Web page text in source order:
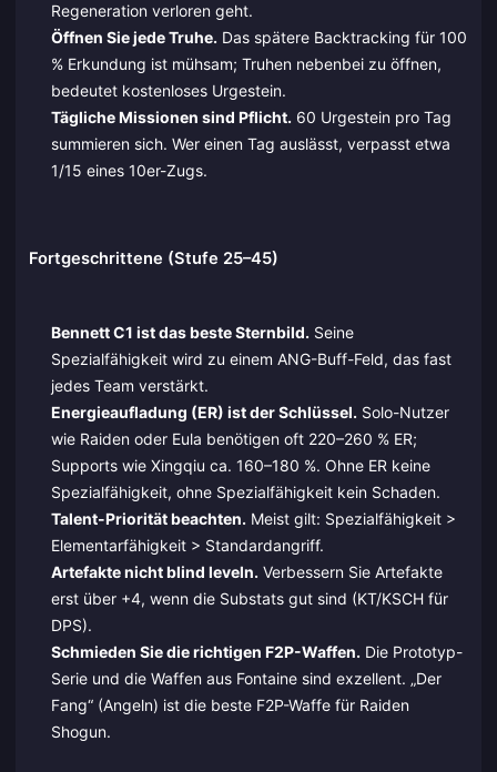
Regeneration verloren geht.
Öffnen Sie jede Truhe. Das spätere Backtracking für 100
% Erkundung ist mühsam; Truhen nebenbei zu öffnen,
bedeutet kostenloses Urgestein.
Tägliche Missionen sind Pflicht. 60 Urgestein pro Tag
summieren sich. Wer einen Tag auslässt, verpasst etwa
1/15 eines 10er-Zugs.
Fortgeschrittene (Stufe 25–45)
Bennett C1 ist das beste Sternbild. Seine
Spezialfähigkeit wird zu einem ANG-Buff-Feld, das fast
jedes Team verstärkt.
Energieaufladung (ER) ist der Schlüssel. Solo-Nutzer
wie Raiden oder Eula benötigen oft 220–260 % ER;
Supports wie Xingqiu ca. 160–180 %. Ohne ER keine
Spezialfähigkeit, ohne Spezialfähigkeit kein Schaden.
Talent-Priorität beachten. Meist gilt: Spezialfähigkeit >
Elementarfähigkeit > Standardangriff.
Artefakte nicht blind leveln. Verbessern Sie Artefakte
erst über +4, wenn die Substats gut sind (KT/KSCH für
DPS).
Schmieden Sie die richtigen F2P-Waffen. Die Prototyp-
Serie und die Waffen aus Fontaine sind exzellent. „Der
Fang“ (Angeln) ist die beste F2P-Waffe für Raiden
Shogun.